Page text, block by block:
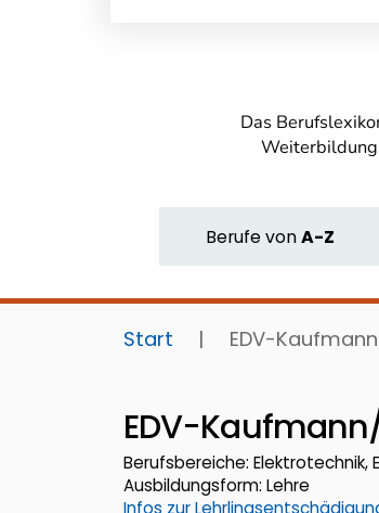
Das
BerufevonA-Z
Start | EDV-
EDV-
Berufsbereiche: Elektrotechnik,
Ausbildungsform: Lehre
Infos zur